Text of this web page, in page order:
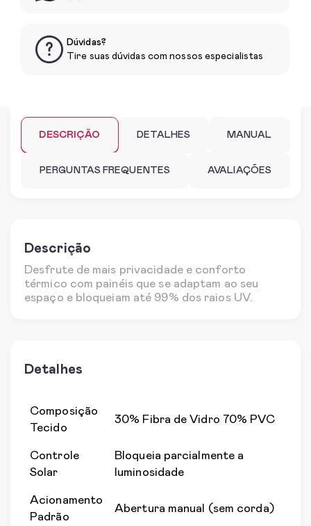
Dúvidas?
Tire suas dúvidas com nossos especialistas
DESCRIÇÃO DETALHES MANUAL
PERGUNTAS FREQUENTES AVALIAÇÕES
Descrição
Desfrute de mais privacidade e conforto
térmico com painéis que se adaptam ao seu
espaço e bloqueiam até 99% dos raios UV.
Detalhes
Composição
Tecido
30% Fibra de Vidro 70% PVC
Controle
Solar
Bloqueia parcialmente a
luminosidade
Acionamento
Padrão
Abertura manual (sem corda)